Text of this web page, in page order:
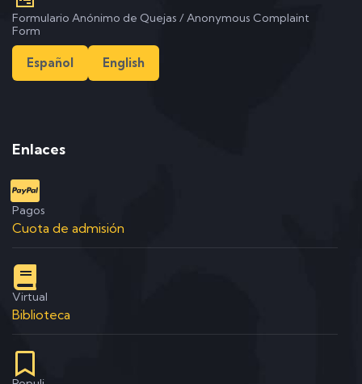
Formulario Anónimo de Quejas / Anonymous Complaint
Form
Español English
Enlaces
Pagos
Cuota de admisión
Virtual
Biblioteca